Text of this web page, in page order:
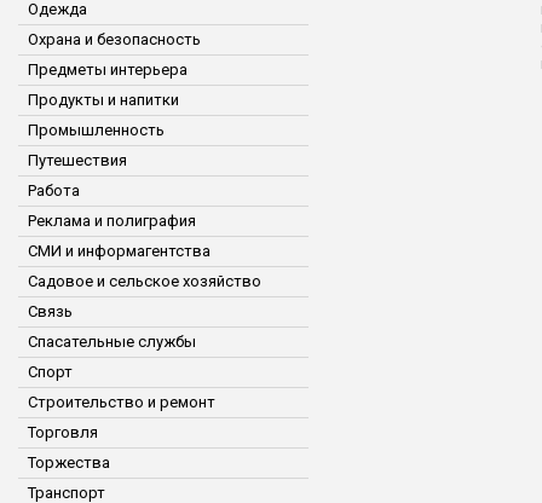
Одежда
Охрана и безопасность
Предметы интерьера
Продукты и напитки
Промышленность
Путешествия
Работа
Реклама и полиграфия
СМИ и информагентства
Садовое и сельское хозяйство
Связь
Спасательные службы
Спорт
Строительство и ремонт
Торговля
Торжества
Транспорт